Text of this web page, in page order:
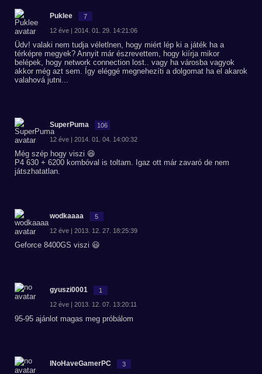
Puklee 7
12 éve | 2014. 01. 29. 14:21:06
Üdv! valaki nem tudja véletlnen, hogy miért lép ki a játék ha a
térképre megyek? Annyit már észrevettem, hogy kiírja mikor
belépek, hogy network connection lost.. vagy ha városba vagyok
akkor még azt sem. Így eléggé megnehezíti a dolgomat ha el akarok
valahová jutni...
SuperPuma 106
12 éve | 2014. 01. 04. 14:00:32
Még szép hogy viszi 😆
P4 630 + 6200 kombóval is toltam. Igaz ott már zavaró de nem
játszhatatlan.
wodkaaaa 5
12 éve | 2013. 12. 27. 18:25:39
Geforce 8400GS viszi 😃
gyuszi0001 1
12 éve | 2013. 12. 07. 13:20:11
95-95 ajánlot magas meg próbálom
INoHaveGamerPC 3